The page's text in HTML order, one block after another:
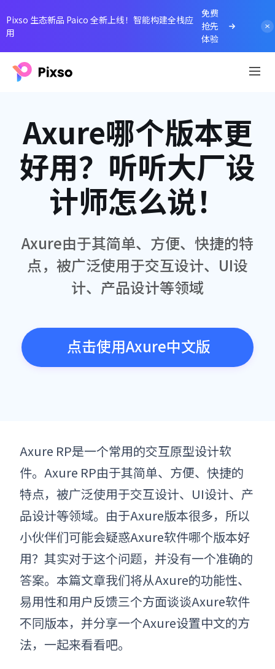
Pixso 生态新品 Paico 全新上线！智能构建全栈应
用
免费
抢先
体验
Axure哪个版本更
好用？听听大厂设
计师怎么说！
Axure由于其简单、方便、快捷的特
点，被广泛使用于交互设计、UI设
计、产品设计等领域
点击使用axure中文版
Axure RP是一个常用的交互原型设计软
件。Axure RP由于其简单、方便、快捷的
特点，被广泛使用于交互设计、UI设计、产
品设计等领域。由于Axure版本很多，所以
小伙伴们可能会疑惑Axure软件哪个版本好
用？其实对于这个问题，并没有一个准确的
答案。本篇文章我们将从Axure的功能性、
易用性和用户反馈三个方面谈谈Axure软件
不同版本，并分享一个Axure设置中文的方
法，一起来看看吧。